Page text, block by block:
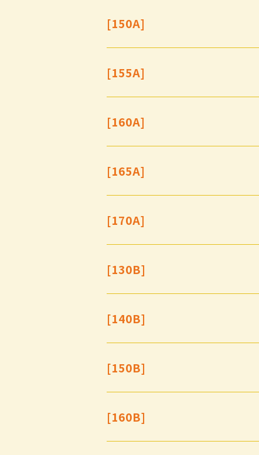
[150A]
[155A]
[160A]
[165A]
[170A]
[130B]
[140B]
[150B]
[160B]